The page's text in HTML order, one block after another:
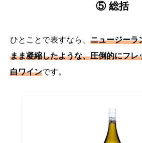
⑤ 総括
ひとことで表すなら、 ニュージーラ
まま凝縮したような、圧倒的にフレ
白ワインです。